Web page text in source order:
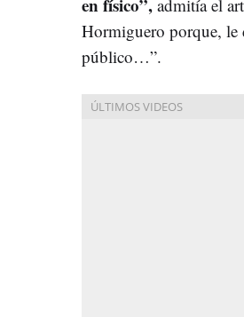
admitía el
Hormiguero porque, le
público…”.